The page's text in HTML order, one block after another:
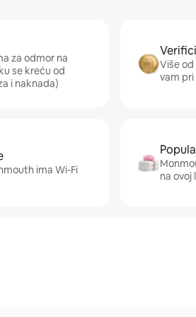
za odmor na
se kreću od
i naknada)
Više
vam
ima Wi-Fi
na ovoj